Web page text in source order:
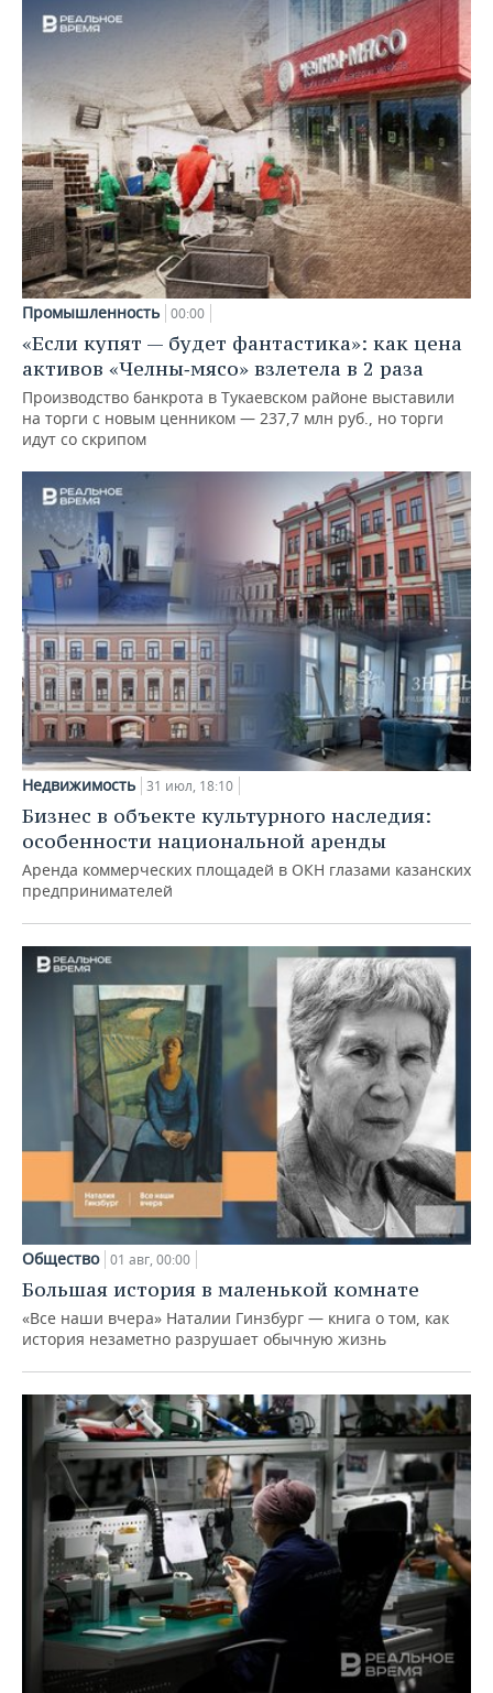
Промышленность 00:00
«Если купят — будет фантастика»: как цена
активов «Челны‑мясо» взлетела в 2 раза
Производство банкрота в Тукаевском районе выставили
на торги с новым ценником — 237,7 млн руб., но торги
идут со скрипом
Недвижимость 31 июл, 18:10
Бизнес в объекте культурного наследия:
особенности национальной аренды
Аренда коммерческих площадей в ОКН глазами казанских
предпринимателей
Общество 01 авг, 00:00
Большая история в маленькой комнате
«Все наши вчера» Наталии Гинзбург — книга о том, как
история незаметно разрушает обычную жизнь